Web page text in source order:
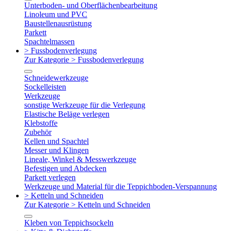
Unterboden- und Oberflächenbearbeitung
Linoleum und PVC
Baustellenausrüstung
Parkett
Spachtelmassen
> Fussbodenverlegung
Zur Kategorie > Fussbodenverlegung
Schneidewerkzeuge
Sockelleisten
Werkzeuge
sonstige Werkzeuge für die Verlegung
Elastische Beläge verlegen
Klebstoffe
Zubehör
Kellen und Spachtel
Messer und Klingen
Lineale, Winkel & Messwerkzeuge
Befestigen und Abdecken
Parkett verlegen
Werkzeuge und Material für die Teppichboden-Verspannung
> Ketteln und Schneiden
Zur Kategorie > Ketteln und Schneiden
Kleben von Teppichsockeln